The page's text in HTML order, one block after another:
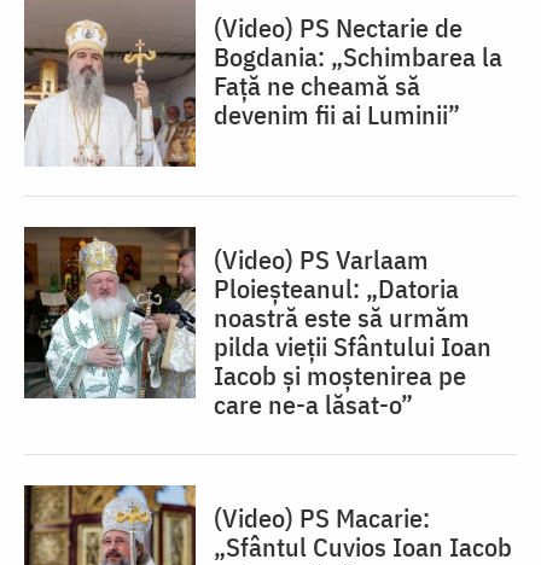
(Video) PS Nectarie de
Bogdania: „Schimbarea la
Față ne cheamă să
devenim fii ai Luminii”
(Video) PS Varlaam
Ploieșteanul: „Datoria
noastră este să urmăm
pilda vieții Sfântului Ioan
Iacob și moștenirea pe
care ne-a lăsat-o”
(Video) PS Macarie:
„Sfântul Cuvios Ioan Iacob